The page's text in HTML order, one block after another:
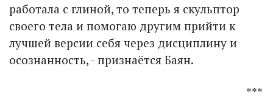
работала с глиной, то теперь я скульптор
своего тела и помогаю другим прийти к
лучшей версии себя через дисциплину и
осознанность, - признаётся Баян.
***